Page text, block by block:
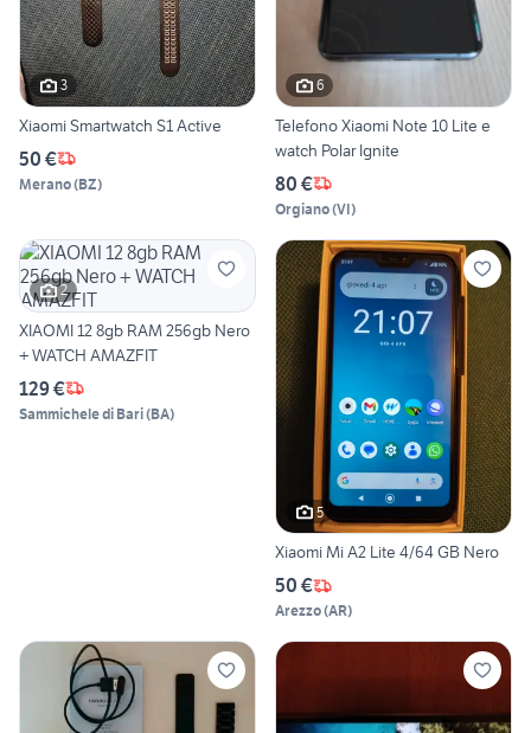
3
Xiaomi Smartwatch S1 Active
50 €
Merano(BZ)
6
Telefono Xiaomi Note 10 Lite e
watch Polar Ignite
80 €
Orgiano(VI)
2
XIAOMI 12 8gb RAM 256gb Nero
+ WATCH AMAZFIT
129 €
Sammichele di Bari(BA)
5
Xiaomi Mi A2 Lite 4/64 GB Nero
50 €
Arezzo(AR)